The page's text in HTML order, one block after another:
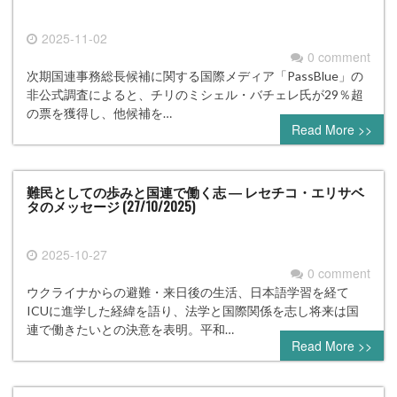
2025-11-02
0 comment
次期国連事務総長候補に関する国際メディア「PassBlue」の
非公式調査によると、チリのミシェル・バチェレ氏が29％超
の票を獲得し、他候補を…
Read More >>
難民としての歩みと国連で働く志 ― レセチコ・エリサベ
タのメッセージ (27/10/2025)
2025-10-27
0 comment
ウクライナからの避難・来日後の生活、日本語学習を経て
ICUに進学した経緯を語り、法学と国際関係を志し将来は国
連で働きたいとの決意を表明。平和…
Read More >>